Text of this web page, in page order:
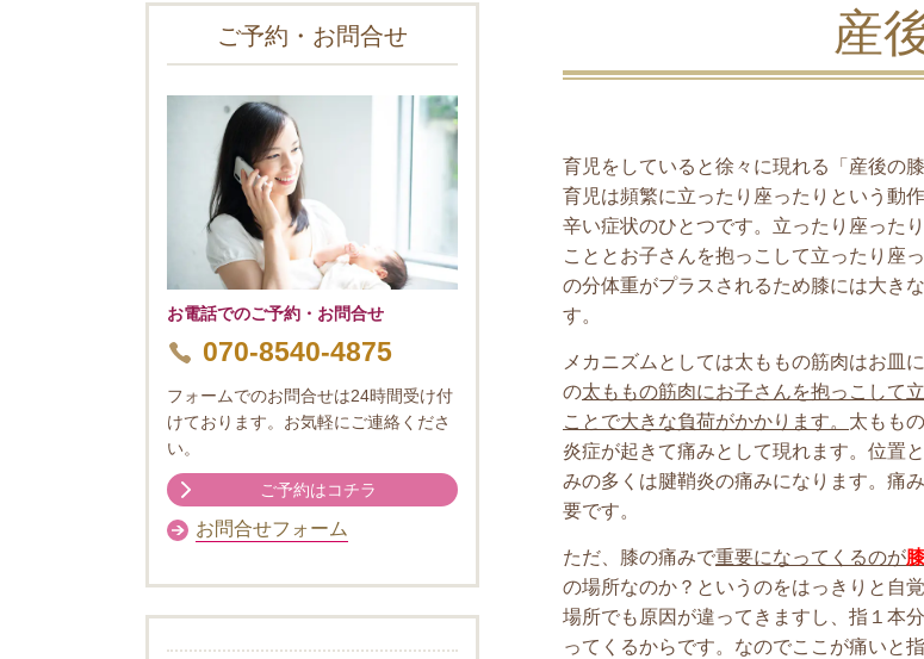
産
育児をしていると徐々に現れる「産後の
育児は頻繁に立ったり座ったりという動
辛い症状のひとつです。立ったり座った
こととお子さんを抱っこして立ったり座
の分体重がプラスされるため膝には大き
す。
メカニズムとしては太ももの筋肉はお皿
の太ももの筋肉にお子さんを抱っこして
ことで大きな負荷がかかります。 太もも
炎症が起きて痛みとして現れます。位置
みの多くは腱鞘炎の痛みになります。痛
要です。
ただ、膝の痛みで重要になってくるのが
の場所なのか？というのをはっきりと自
場所でも原因が違ってきますし、指１本
ってくるからです。なのでここが痛いと
ご予約・お問合せ
お電話でのご予約・お問合せ
070-8540-4875
フォームでのお問合せは24時間受け付
けております。お気軽にご連絡くださ
い。
ご予約はコチラ
お問合せフォーム